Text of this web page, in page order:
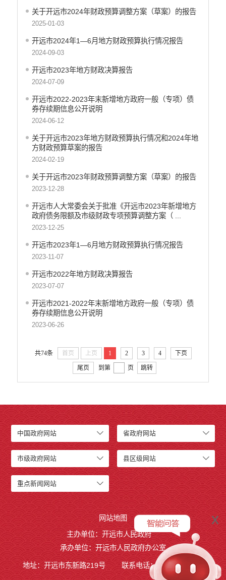
医疗卫生
行政处罚和行政强制
乡村振兴工作信息公开
关于开远市2024年财政预算调整方案（草案）的报告
2025-01-03
开远市2024年1—6月地方财政预算执行情况报告
2024-09-03
开远市2023年地方财政决算报告
2024-07-09
开远市2022-2023年末新增地方政府一般（专项）债
券存续期信息公开说明
2024-06-12
关于开远市2023年地方财政预算执行情况和2024年地
方财政预算草案的报告
2024-02-19
关于开远市2023年财政预算调整方案（草案）的报告
2023-12-28
开远市人大常委会关于批准《开远市2023年新增地方
政府债务限额及市级财政专项预算调整方案（ ...
2023-12-25
开远市2023年1—6月地方财政预算执行情况报告
2023-11-07
开远市2022年地方财政决算报告
2023-07-07
开远市2021-2022年末新增地方政府一般（专项）债
券存续期信息公开说明
2023-06-26
共74条 首页 上页 1 2 3 4 下页
尾页 到第 页 跳转
中国政府网站 省政府网站
市级政府网站 县区级网站
重点新闻网站
网站地图
主办单位：开远市人民政府
承办单位：开远市人民政府办公室
地址：开远市东新路219号 联系电话：0873-7236877
x